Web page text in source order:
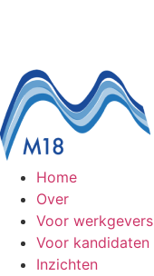
Home
Over
Voor werkgevers
Voor kandidaten
Inzichten